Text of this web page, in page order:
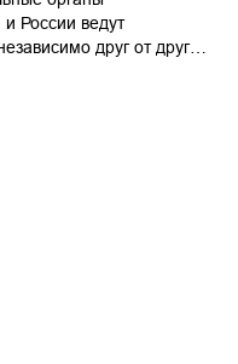
России ведут
друг от друг…